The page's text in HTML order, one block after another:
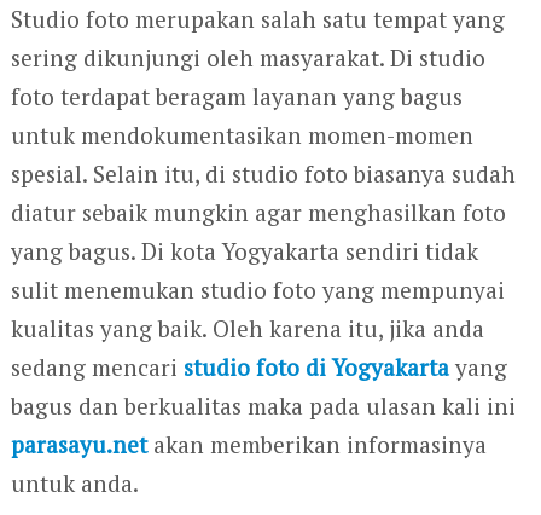
Studio foto merupakan salah satu tempat yang
sering dikunjungi oleh masyarakat. Di studio
foto terdapat beragam layanan yang bagus
untuk mendokumentasikan momen-momen
spesial. Selain itu, di studio foto biasanya sudah
diatur sebaik mungkin agar menghasilkan foto
yang bagus. Di kota Yogyakarta sendiri tidak
sulit menemukan studio foto yang mempunyai
kualitas yang baik. Oleh karena itu, jika anda
sedang mencari studio foto di Yogyakartayang
bagus dan berkualitas maka pada ulasan kali ini
parasayu.netakan memberikan informasinya
untuk anda.